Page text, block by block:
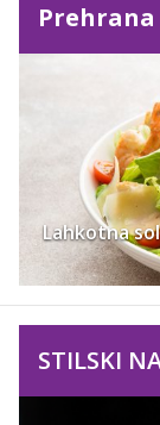
Prehrana
Lahkotna
STILSKI